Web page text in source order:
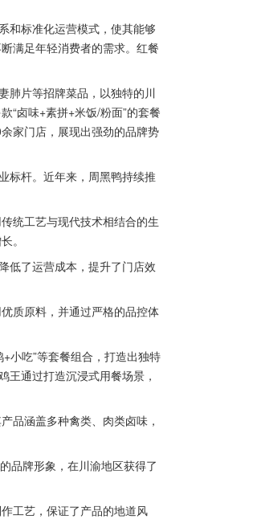
和标准化运营模式，使其能够
满足年轻消费者的需求。红餐
肺片等招牌菜品，以独特的川
“卤味+素拼+米饭/粉面”的套餐
家门店，展现出强劲的品牌势
标杆。近年来，周黑鸭持续推
统工艺与现代技术相结合的生
。
低了运营成本，提升了门店效
质原料，并通过严格的品控体
小吃”等套餐组合，打造出独特
王通过打造沉浸式用餐场景，
品涵盖多种禽类、肉类卤味，
品牌形象，在川渝地区获得了
工艺，保证了产品的地道风